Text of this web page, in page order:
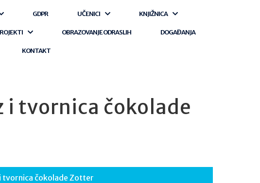
GDPR UČENICI KNJIŽNICA
OBRAZOVANJE ODRASLIH DOGAĐANJA
KONTAKT
i tvornica čokolade
tvornica čokolade Zotter